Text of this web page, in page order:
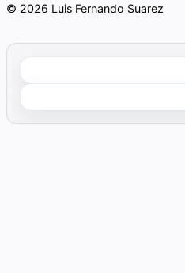
© 2026 Luis Fernando Suarez